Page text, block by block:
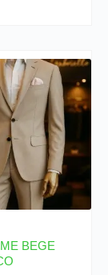
BEGE